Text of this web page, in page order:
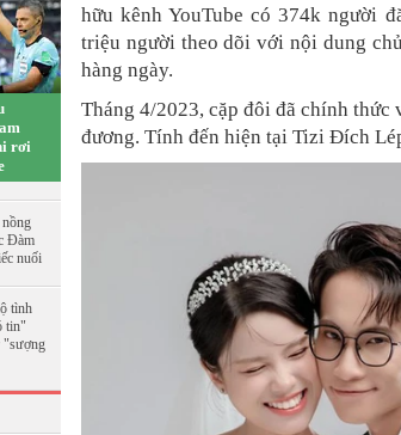
rơi
Đàm
nuối
tình
tin"
"sượng
hữu kênh YouTube có 374k người
triệu người theo dõi với nội dung
hàng ngày.
Tháng 4/2023, cặp đôi đã chính thức
đương. Tính đến hiện tại Tizi Đích